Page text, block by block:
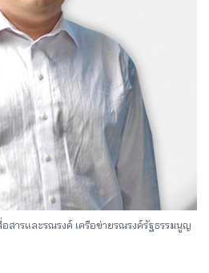
สารและรณรงค์ เครือข่ายรณรงค์รัฐธรรมนูญ